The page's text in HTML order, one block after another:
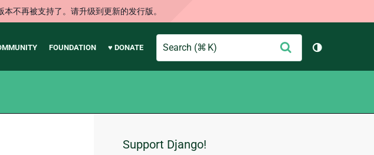
不再被支持了。请升级到更新的发行版。
FOUNDATION ♥ DONATE
Search
交
切换主题（
附
Support Django!